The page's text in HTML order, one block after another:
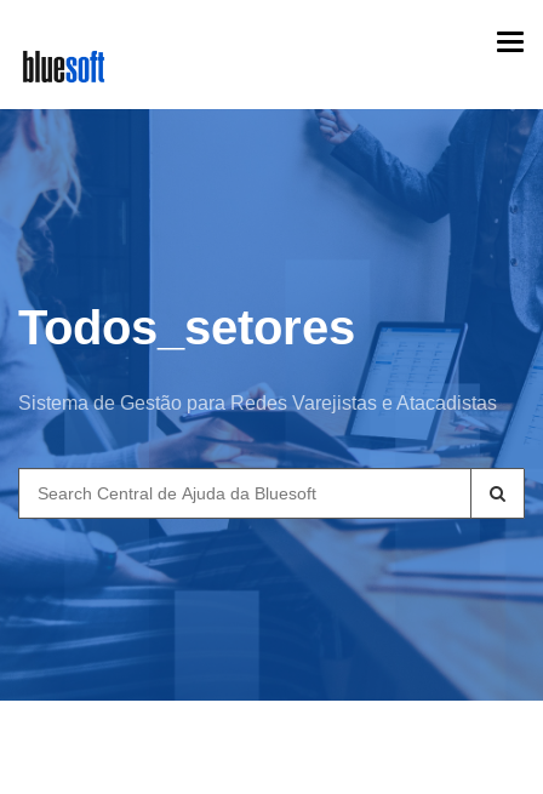
main
content
Todos_setores
Sistema de Gestão para Redes Varejistas e Atacadistas
Search
for: